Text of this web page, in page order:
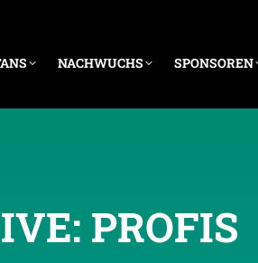
NACHWUCHS SPONSOREN
PROFIS